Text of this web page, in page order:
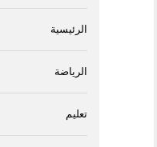
الرئيسية
الرياضة
تعليم